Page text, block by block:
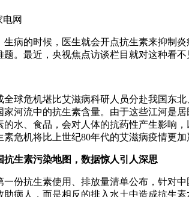
电网
的时候，医生就会开点抗生素来抑制炎
。最近，央视焦点访谈栏目就对这种看不
危机堪比艾滋病科研人员分赴我国东北
河流中的抗生素含量。由于这些江河是
水、食品，会对人体的抗药性产生影响
危机将比上世纪80年代的艾滋病疫情更加
生素污染地图，数据惊人引人深思
抗生素使用、排放量清单公布，针对中
病人，而是相反的排入水土中造成抗生